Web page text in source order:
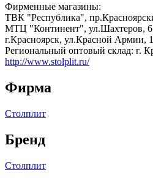
Фирменные магазины:
ТВК "Республика",
МТЦ "Континент", ул.Шахтеров,
г.Красноярск, ул.Красной
Региональный оптовый склад: г.
http://www.stolplit.ru/
Фирма
Столплит
Бренд
Столплит